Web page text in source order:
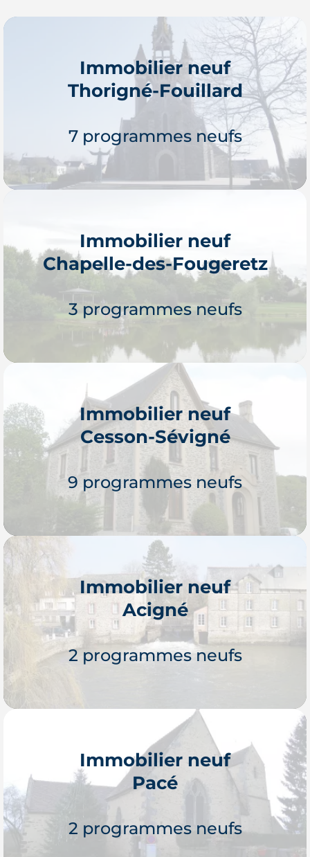
Immobilier neuf
Thorigné-Fouillard
7 programmes neufs
Je découvre
Immobilier neuf
Chapelle-des-Fougeretz
3 programmes neufs
Immobilier neuf
Cesson-Sévigné
9 programmes neufs
Je découvre
Immobilier neuf
Acigné
2 programmes neufs
Je découvre
Immobilier neuf
Pacé
2 programmes neufs